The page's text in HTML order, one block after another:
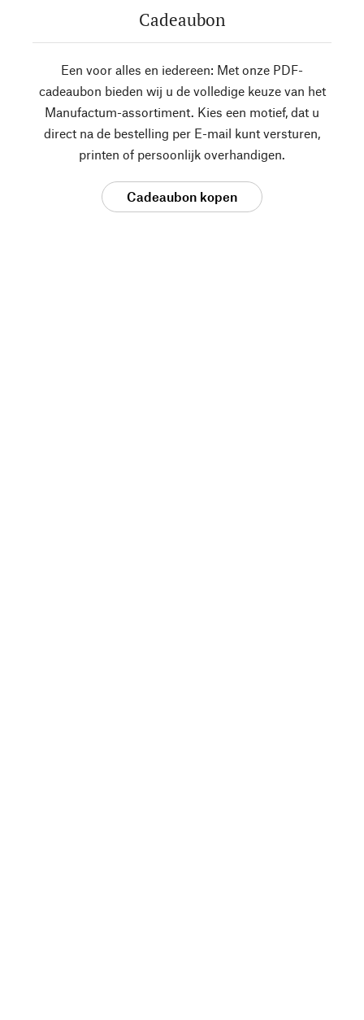
Cadeaubon
Een voor alles en iedereen: Met onze PDF-
cadeaubon bieden wij u de volledige keuze van het
Manufactum-assortiment. Kies een motief, dat u
direct na de bestelling per E-mail kunt versturen,
printen of persoonlijk overhandigen.
Cadeaubon kopen